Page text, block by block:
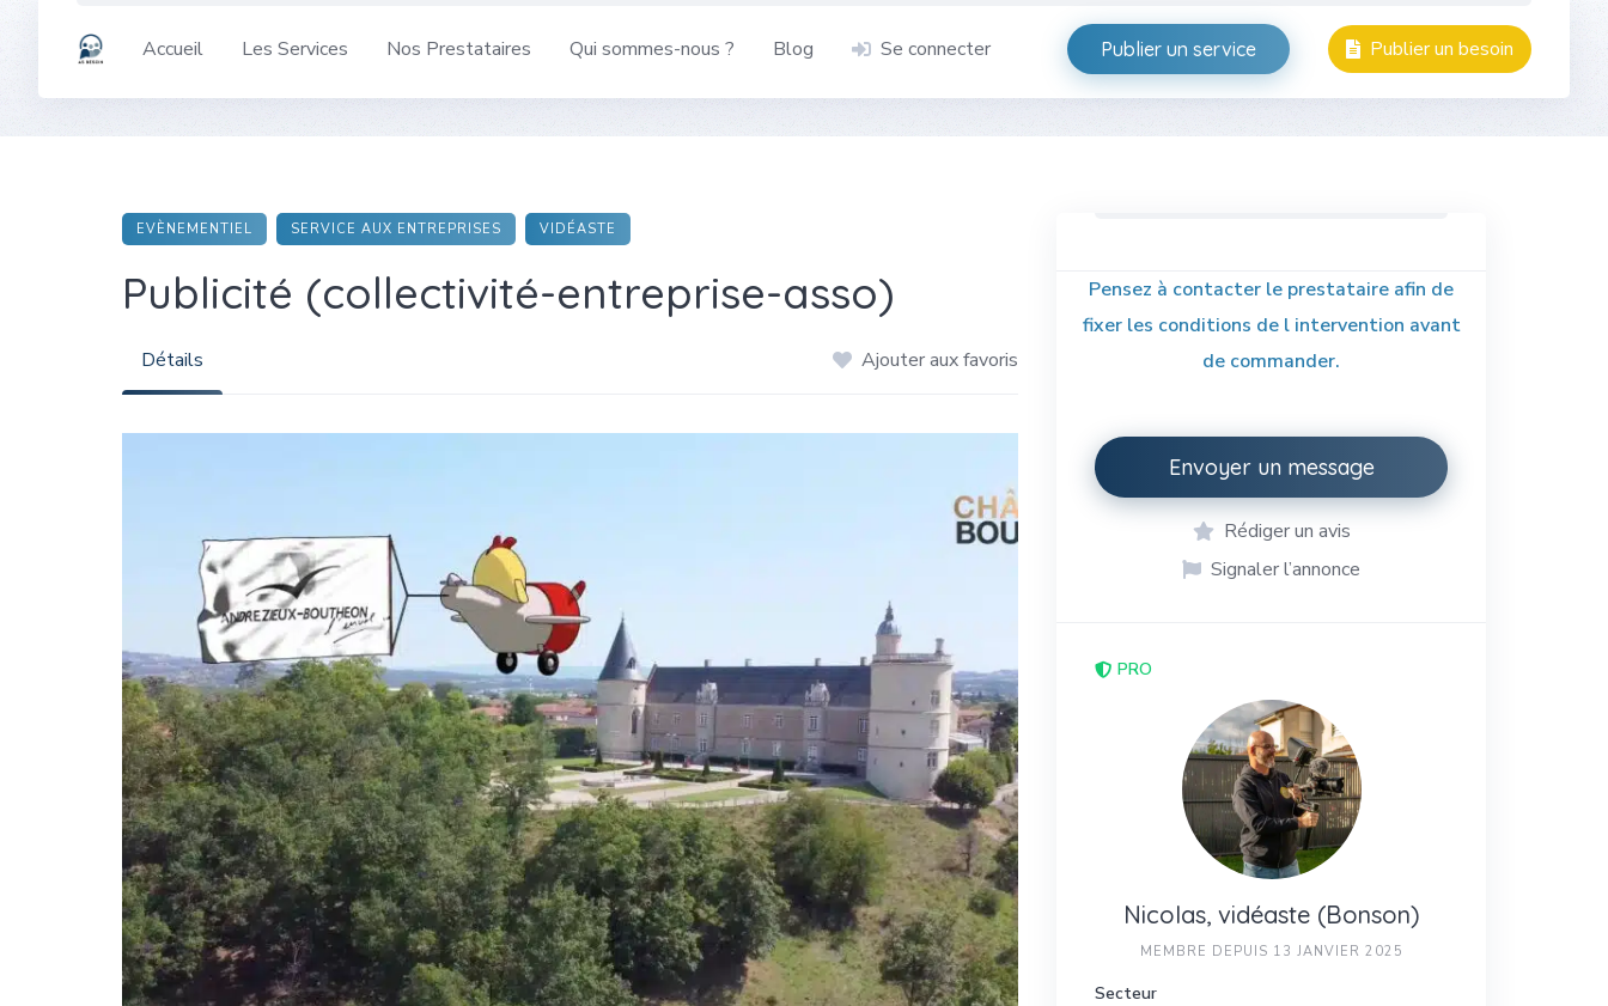
Accueil Les Services Nos Prestataires Qui sommes-nous ? Blog Se connecter Publier un service Publier un besoin
EVÈNEMENTIEL SERVICE AUX ENTREPRISES VIDÉASTE
Publicité (collectivité-entreprise-asso)
Détails Ajouter aux favoris
Pensez à contacter le prestataire afin de
fixer les conditions de l intervention avant
de commander.
Envoyer un message
Rédiger un avis
Signaler l’annonce
PRO
Nicolas, vidéaste (Bonson)
MEMBRE DEPUIS 13 JANVIER 2025
Secteur